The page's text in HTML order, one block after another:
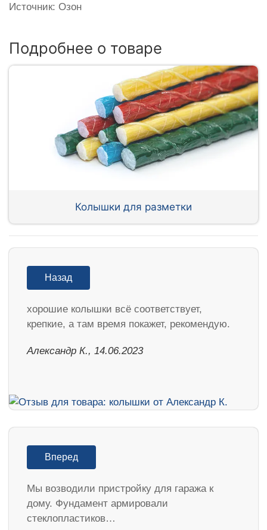
Источник: Озон
Подробнее о товаре
Колышки для разметки
Назад
хорошие колышки всё соответствует,
крепкие, а там время покажет, рекомендую.
Александр К., 14.06.2023
Вперед
Мы возводили пристройку для гаража к
дому. Фундамент армировали
стеклопластиков…